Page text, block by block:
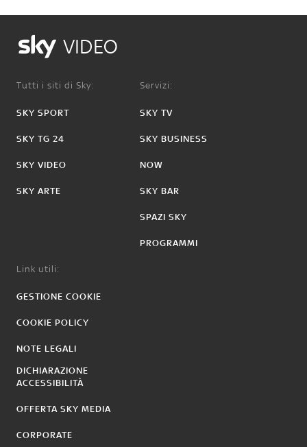
VIDEO
Tutti i siti di Sky:
SKY SPORT
SKY TG 24
SKY VIDEO
SKY ARTE
Servizi:
SKY TV
SKY BUSINESS
NOW
SKY BAR
SPAZI SKY
PROGRAMMI
Link utili:
GESTIONE COOKIE
COOKIE POLICY
NOTE LEGALI
DICHIARAZIONE
ACCESSIBILITÀ
OFFERTA SKY MEDIA
CORPORATE